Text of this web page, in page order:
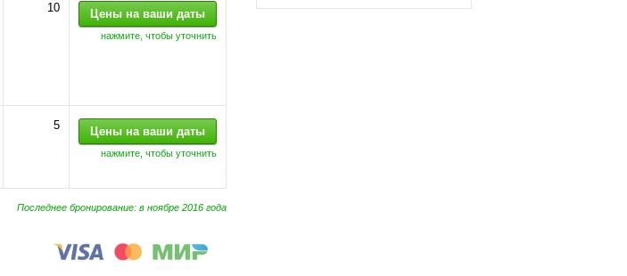
10
нажмите, чтобы уточнить
5
нажмите, чтобы уточнить
Последнее бронирование: в ноябре 2016 года